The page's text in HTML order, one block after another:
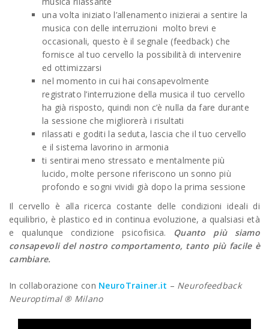
una volta iniziato l’allenamento inizierai a sentire la
musica con delle interruzioni molto brevi e
occasionali, questo è il segnale (feedback) che
fornisce al tuo cervello la possibilità di intervenire
ed ottimizzarsi
nel momento in cui hai consapevolmente
registrato l’interruzione della musica il tuo cervello
ha già risposto, quindi non c’è nulla da fare durante
la sessione che migliorerà i risultati
rilassati e goditi la seduta, lascia che il tuo cervello
e il sistema lavorino in armonia
ti sentirai meno stressato e mentalmente più
lucido, molte persone riferiscono un sonno più
profondo e sogni vividi già dopo la prima sessione
Il cervello è alla ricerca costante delle condizioni ideali di
equilibrio, è plastico ed in continua evoluzione, a qualsiasi età
e qualunque condizione psicofisica.
Quanto più siamo
consapevoli del nostro comportamento, tanto più facile è
cambiare.
In collaborazione con NeuroTrainer.it – Neurofeedback
Neuroptimal ® Milano